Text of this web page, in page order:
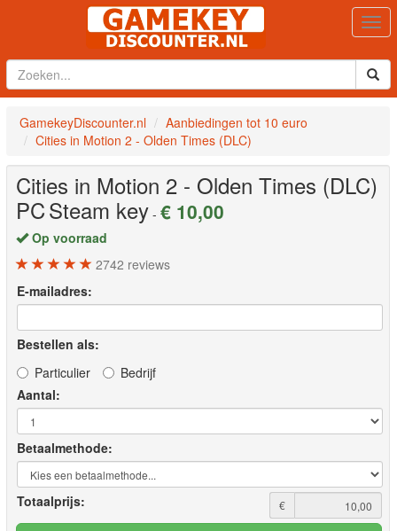
GamekeyDiscounter.nl
Aanbiedingen tot 10 euro
Cities in Motion 2 - Olden Times (DLC)
Cities in Motion 2 - Olden Times (DLC)
PCSteam key - € 10,00
Op voorraad
2742 reviews
E-mailadres:
Bestellen als:
Particulier
Bedrijf
Aantal:
Betaalmethode:
Totaalprijs: €